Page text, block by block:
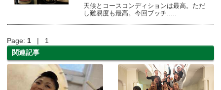
天候とコースコンディションは最高。ただ
し難易度も最高。今回ブッチ.....
Page: 1 | 1
関連記事